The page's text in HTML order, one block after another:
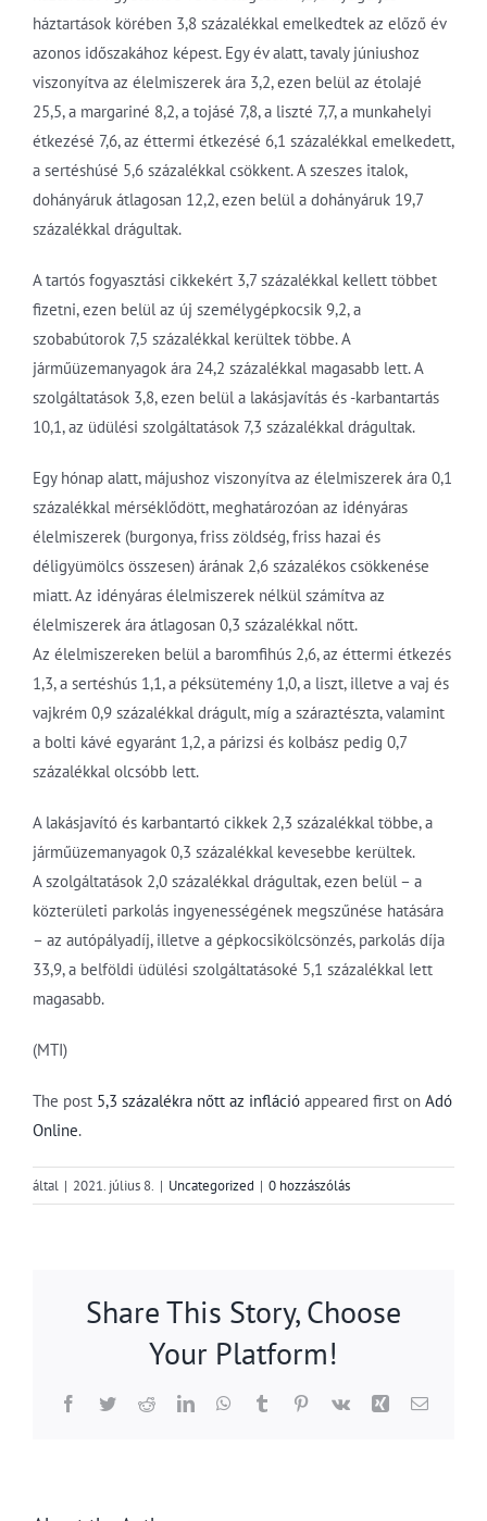
háztartások körében 3,8 százalékkal emelkedtek az előző év
azonos időszakához képest. Egy év alatt, tavaly júniushoz
viszonyítva az élelmiszerek ára 3,2, ezen belül az étolajé
25,5, a margariné 8,2, a tojásé 7,8, a liszté 7,7, a munkahelyi
étkezésé 7,6, az éttermi étkezésé 6,1 százalékkal emelkedett,
a sertéshúsé 5,6 százalékkal csökkent. A szeszes italok,
dohányáruk átlagosan 12,2, ezen belül a dohányáruk 19,7
százalékkal drágultak.
A tartós fogyasztási cikkekért 3,7 százalékkal kellett többet
fizetni, ezen belül az új személygépkocsik 9,2, a
szobabútorok 7,5 százalékkal kerültek többe. A
járműüzemanyagok ára 24,2 százalékkal magasabb lett. A
szolgáltatások 3,8, ezen belül a lakásjavítás és -karbantartás
10,1, az üdülési szolgáltatások 7,3 százalékkal drágultak.
Egy hónap alatt, májushoz viszonyítva az élelmiszerek ára 0,1
százalékkal mérséklődött, meghatározóan az idényáras
élelmiszerek (burgonya, friss zöldség, friss hazai és
déligyümölcs összesen) árának 2,6 százalékos csökkenése
miatt. Az idényáras élelmiszerek nélkül számítva az
élelmiszerek ára átlagosan 0,3 százalékkal nőtt.
Az élelmiszereken belül a baromfihús 2,6, az éttermi étkezés
1,3, a sertéshús 1,1, a péksütemény 1,0, a liszt, illetve a vaj és
vajkrém 0,9 százalékkal drágult, míg a száraztészta, valamint
a bolti kávé egyaránt 1,2, a párizsi és kolbász pedig 0,7
százalékkal olcsóbb lett.
A lakásjavító és karbantartó cikkek 2,3 százalékkal többe, a
járműüzemanyagok 0,3 százalékkal kevesebbe kerültek.
A szolgáltatások 2,0 százalékkal drágultak, ezen belül – a
közterületi parkolás ingyenességének megszűnése hatására
– az autópályadíj, illetve a gépkocsikölcsönzés, parkolás díja
33,9, a belföldi üdülési szolgáltatásoké 5,1 százalékkal lett
magasabb.
(MTI)
The post 5,3 százalékra nőtt az infláció appeared first on Adó
Online.
által | 2021. július 8. | Uncategorized | 0 hozzászólás
Share This Story, Choose
Your Platform!
Facebook
TwitterRedditLinkedInWhatsApp
TumblrPinterest
Vk Xing Email: